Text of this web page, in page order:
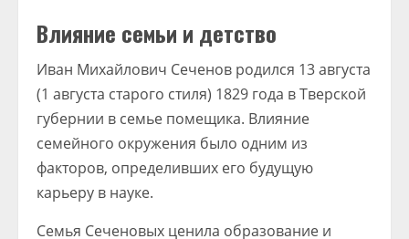
Влияние семьи и детство
Иван Михайлович Сеченов родился 13 августа
(1 августа старого стиля) 1829 года в Тверской
губернии в семье помещика. Влияние
семейного окружения было одним из
факторов, определивших его будущую
карьеру в науке.
Семья Сеченовых ценила образование и